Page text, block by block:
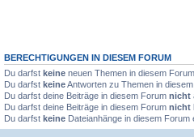
BERECHTIGUNGEN IN DIESEM FORUM
Du darfst keine neuen Themen in diesem
Du darfst keineAntworten zu Themen in
Du darfst deine Beiträge in diesem Forum nicht
Du darfst deine Beiträge in diesem Forum nicht
Du darfst keine Dateianhänge in diesem Forum